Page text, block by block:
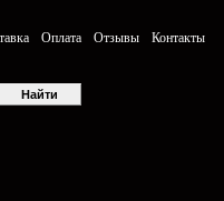
Оплата Отзывы
Контакты